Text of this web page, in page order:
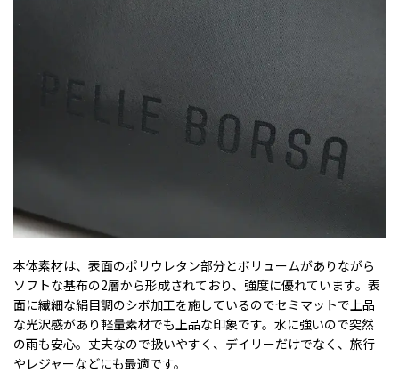
本体素材は、表面のポリウレタン部分とボリュームがありながら
ソフトな基布の2層から形成されており、強度に優れています。表
面に繊細な絹目調のシボ加工を施しているのでセミマットで上品
な光沢感があり軽量素材でも上品な印象です。水に強いので突然
の雨も安心。丈夫なので扱いやすく、デイリーだけでなく、旅行
やレジャーなどにも最適です。